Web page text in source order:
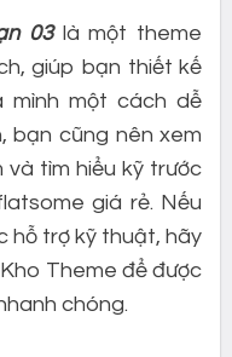
03 là một theme
giúp bạn thiết kế
mình một cách dễ
bạn cũng nên xem
tìm hiểu kỹ trước
giá rẻ. Nếu
hỗ trợ kỹ thuật, hãy
Theme để được
chóng.